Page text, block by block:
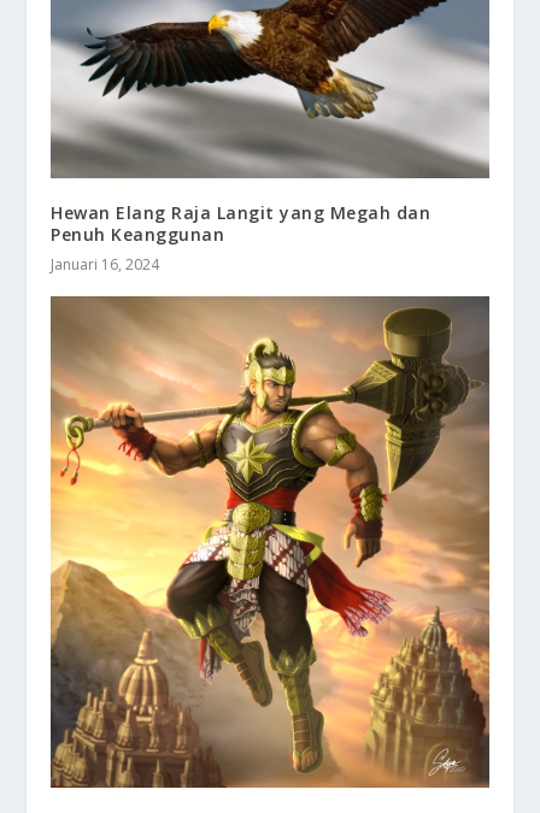
Hewan Elang Raja Langit yang Megah dan
Penuh Keanggunan
Januari 16, 2024